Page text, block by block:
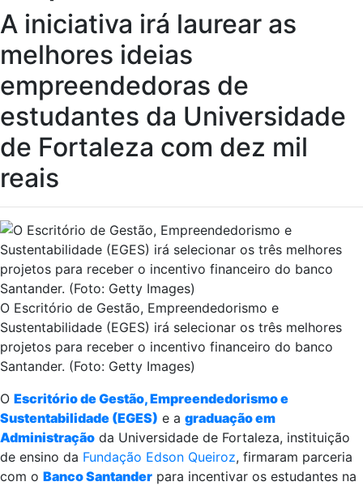
A iniciativa irá laurear as
melhores ideias
empreendedoras de
estudantes da Universidade
de Fortaleza com dez mil
reais
O Escritório de Gestão, Empreendedorismo e
Sustentabilidade (EGES) irá selecionar os três melhores
projetos para receber o incentivo financeiro do banco
Santander. (Foto: Getty Images)
O Escritório de Gestão, Empreendedorismo e
Sustentabilidade (EGES) e a graduação em
Administração da Universidade de Fortaleza, instituição
de ensino da Fundação Edson Queiroz, firmaram parceria
com o Banco Santander para incentivar os estudantes na